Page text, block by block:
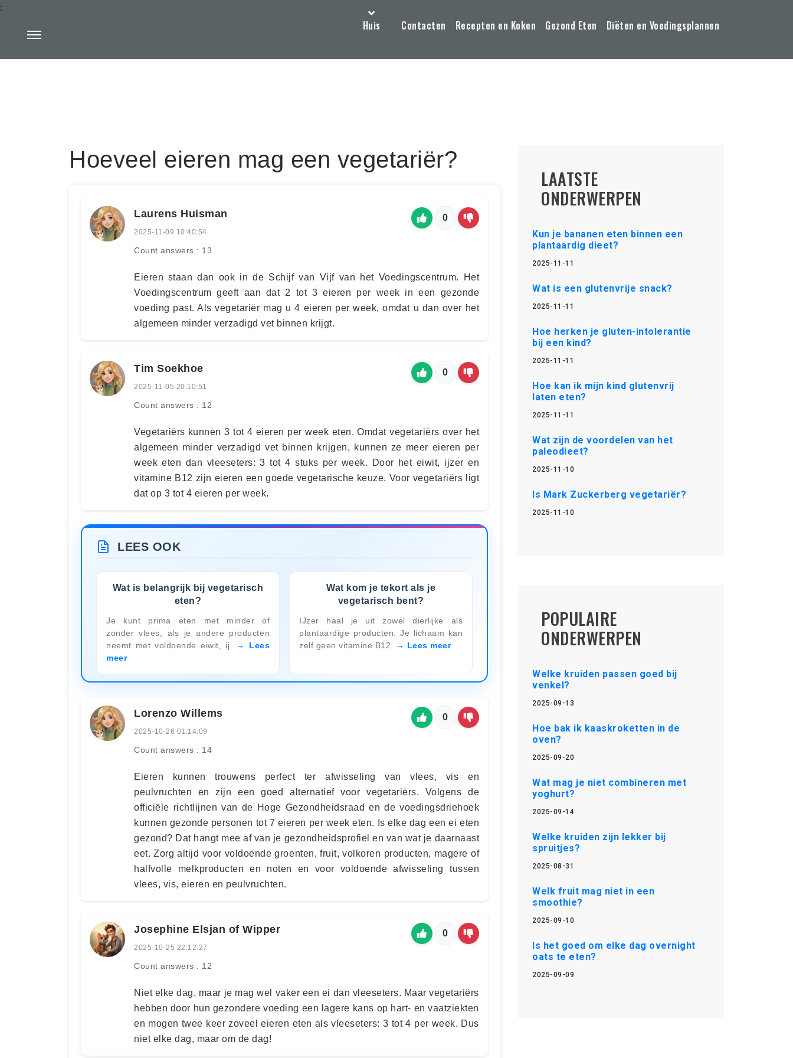
Huis Contacten Recepten en Koken Gezond Eten Diëten en Voedingsplannen
:
Hoeveel eieren mag een vegetariër?
Laurens Huisman
2025-11-09 10:40:54
Count answers : 13
0
Eieren staan dan ook in de Schijf van Vijf van het Voedingscentrum. Het
Voedingscentrum geeft aan dat 2 tot 3 eieren per week in een gezonde
voeding past. Als vegetariër mag u 4 eieren per week, omdat u dan over het
algemeen minder verzadigd vet binnen krijgt.
Tim Soekhoe
2025-11-05 20:10:51
Count answers : 12
0
Vegetariërs kunnen 3 tot 4 eieren per week eten. Omdat vegetariërs over het
algemeen minder verzadigd vet binnen krijgen, kunnen ze meer eieren per
week eten dan vleeseters: 3 tot 4 stuks per week. Door het eiwit, ijzer en
vitamine B12 zijn eieren een goede vegetarische keuze. Voor vegetariërs ligt
dat op 3 tot 4 eieren per week.
LEES OOK
Wat is belangrijk bij vegetarisch
eten?
Je kunt prima eten met minder of
zonder vlees, als je andere producten
neemt met voldoende eiwit, ij
Lees
meer
Wat kom je tekort als je
vegetarisch bent?
IJzer haal je uit zowel dierlijke als
plantaardige producten. Je lichaam kan
zelf geen vitamine B12
Lees meer
Lorenzo Willems
2025-10-26 01:14:09
Count answers : 14
0
Eieren kunnen trouwens perfect ter afwisseling van vlees, vis en
peulvruchten en zijn een goed alternatief voor vegetariërs. Volgens de
officiële richtlijnen van de Hoge Gezondheidsraad en de voedingsdriehoek
kunnen gezonde personen tot 7 eieren per week eten. Is elke dag een ei eten
gezond? Dat hangt mee af van je gezondheidsprofiel en van wat je daarnaast
eet. Zorg altijd voor voldoende groenten, fruit, volkoren producten, magere of
halfvolle melkproducten en noten en voor voldoende afwisseling tussen
vlees, vis, eieren en peulvruchten.
Josephine Elsjan of Wipper
2025-10-25 22:12:27
Count answers : 12
0
Niet elke dag, maar je mag wel vaker een ei dan vleeseters. Maar vegetariërs
hebben door hun gezondere voeding een lagere kans op hart- en vaatziekten
en mogen twee keer zoveel eieren eten als vleeseters: 3 tot 4 per week. Dus
niet elke dag, maar om de dag!
LAATSTE
ONDERWERPEN
Kun je bananen eten binnen een
plantaardig dieet?
2025-11-11
Wat is een glutenvrije snack?
2025-11-11
Hoe herken je gluten-intolerantie
bij een kind?
2025-11-11
Hoe kan ik mijn kind glutenvrij
laten eten?
2025-11-11
Wat zijn de voordelen van het
paleodieet?
2025-11-10
Is Mark Zuckerberg vegetariër?
2025-11-10
POPULAIRE
ONDERWERPEN
Welke kruiden passen goed bij
venkel?
2025-09-13
Hoe bak ik kaaskroketten in de
oven?
2025-09-20
Wat mag je niet combineren met
yoghurt?
2025-09-14
Welke kruiden zijn lekker bij
spruitjes?
2025-08-31
Welk fruit mag niet in een
smoothie?
2025-09-10
Is het goed om elke dag overnight
oats te eten?
2025-09-09